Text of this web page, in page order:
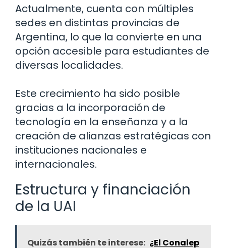
Actualmente, cuenta con múltiples
sedes en distintas provincias de
Argentina, lo que la convierte en una
opción accesible para estudiantes de
diversas localidades.
Este crecimiento ha sido posible
gracias a la incorporación de
tecnología en la enseñanza y a la
creación de alianzas estratégicas con
instituciones nacionales e
internacionales.
Estructura y financiación
de la UAI
Quizás también te interese: ¿El Conalep